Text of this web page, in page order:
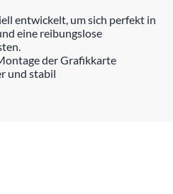
entwickelt, um sich perfekt in
eine reibungslose
der Grafikkarte
und stabil